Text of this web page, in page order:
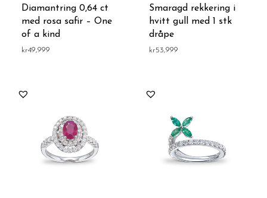
Diamantring 0,64 ct
med rosa safir – One
of a kind
kr49,999
Smaragd rekkering i
hvitt gull med 1 stk
dråpe
kr53,999